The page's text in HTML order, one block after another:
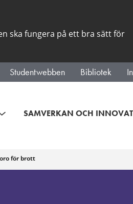
ska fungera på ett bra sätt för
Studentwebben Bibliotek
SAMVERKAN OCH
för brott